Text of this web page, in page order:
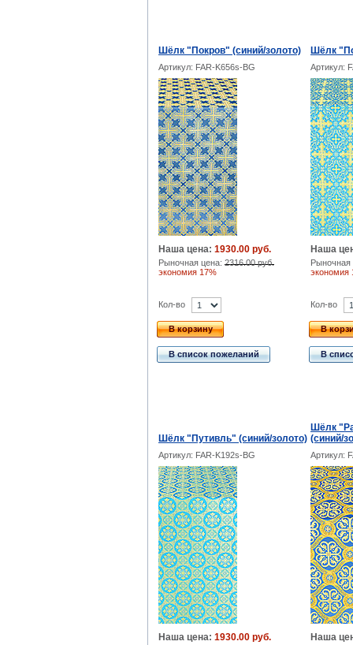
Шёлк "Покров" (синий/золото) Шёлк
Артикул: FAR-K656s-BG Артикул:
Наша цена: 1930.00 руб.
Рыночная цена: 2316.00 руб.
экономия 17%
Наша
экономия
Кол-во
В корзину
В список пожеланий
Кол-во
В
В
Шёлк "Путивль" (синий/золото)
Шёлк
(синий/
Артикул: FAR-K192s-BG Артикул:
Наша цена: 1930.00 руб. Наша